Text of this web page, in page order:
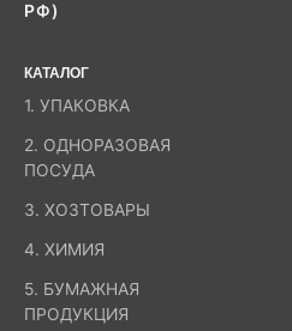
РФ)
КАТАЛОГ
1. УПАКОВКА
2. ОДНОРАЗОВАЯ
ПОСУДА
3. ХОЗТОВАРЫ
4. ХИМИЯ
5. БУМАЖНАЯ
ПРОДУКЦИЯ